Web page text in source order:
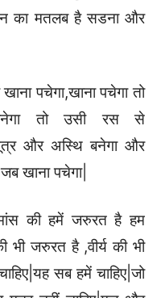
का मतलब है सडना और
पचेगा,खाना पचेगा तो
तो उसी रस से
और अस्थि बनेगा और
खाना पचेगा|
की हमें जरुरत है हम
जरुरत है ,वीर्य की भी
सब हमें चाहिए|जो